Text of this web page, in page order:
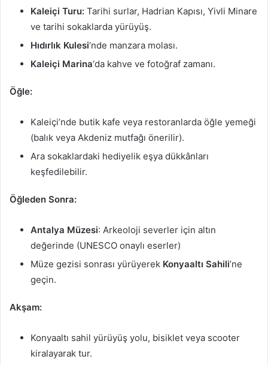
Kaleiçi Turu: Tarihi surlar, Hadrian Kapısı, Yivli Minare
ve tarihi sokaklarda yürüyüş.
Hıdırlık Kulesi’nde manzara molası.
Kaleiçi Marina‘da kahve ve fotoğraf zamanı.
Öğle:
Kaleiçi’nde butik kafe veya restoranlarda öğle yemeği
(balık veya Akdeniz mutfağı önerilir).
Ara sokaklardaki hediyelik eşya dükkânları
keşfedilebilir.
Öğleden Sonra:
Antalya Müzesi: Arkeoloji severler için altın
değerinde (UNESCO onaylı eserler)
Müze gezisi sonrası yürüyerek Konyaaltı Sahili’ne
geçin.
Akşam:
Konyaaltı sahil yürüyüş yolu, bisiklet veya scooter
kiralayarak tur.